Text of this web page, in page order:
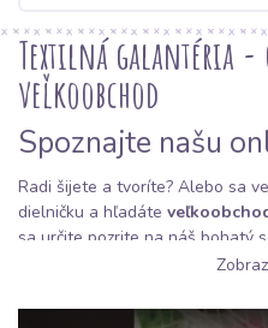
Textilná galantéria
veľkoobchod
Spoznajte našu
Radi šijete a tvoríte? Alebo sa
dielničku a hľadáte
sa určite pozrite na náš bohatý
galantériu za